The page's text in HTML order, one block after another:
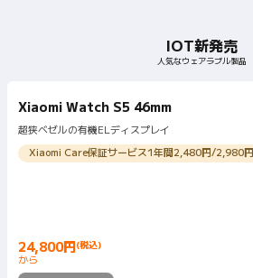
IOT新発売
人気なウェアラブル製品
Xiaomi Watch S5 46mm
超狭ベゼルの有機ELディスプレイ
Xiaomi Care保証サービス1年間2,480円/2,980円
24,800円 (税込)
Current Price 円24800
から